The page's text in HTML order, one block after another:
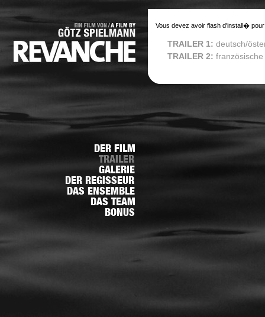
Vous devez avoir flash d'install�
TRAILER 1: deutsch/
TRAILER 2: französische